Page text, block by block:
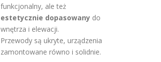
funkcjonalny, ale też
estetycznie dopasowany do
wnętrza i elewacji.
Przewody są ukryte, urządzenia
zamontowane równo i solidnie.